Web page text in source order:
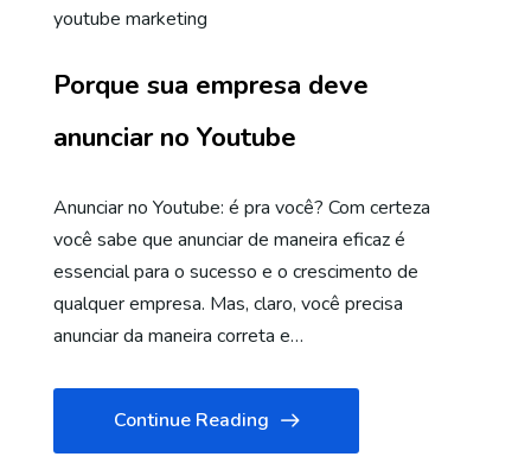
youtube marketing
Porque sua empresa deve
anunciar no Youtube
Anunciar no Youtube: é pra você? Com certeza
você sabe que anunciar de maneira eficaz é
essencial para o sucesso e o crescimento de
qualquer empresa. Mas, claro, você precisa
anunciar da maneira correta e…
Continue Reading